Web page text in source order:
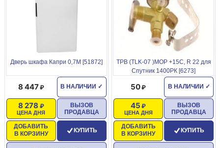
Дверь шкафа Капри 0,7М [51872]
В НАЛИЧИИ ✓
8 447
ЦЕНА ДНЯ
8 278
ДОБАВИТЬ
В КОРЗИНУ
ВЫЗОВ
ПРОДАВЦА
КУПИТЬ
ТРВ (TLK-07 )МОР +15С, R 22 для
Спутник 1400РК [6273]
В НАЛИЧИИ ✓
50
ЦЕНА ДНЯ
45
ДОБАВИТЬ
В КОРЗИНУ
ВЫЗОВ
ПРОДАВЦА
КУПИТЬ